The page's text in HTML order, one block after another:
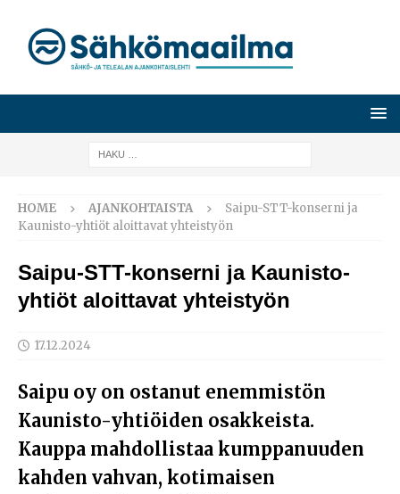
HOME AJANKOHTAISTA
Saipu-STT-konserni ja
Kaunisto-yhtiöt aloittavat yhteistyön
Saipu-STT-konserni ja Kaunisto-
yhtiöt aloittavat yhteistyön
17.12.2024
Saipu oy on ostanut enemmistön
Kaunisto-yhtiöiden osakkeista.
Kauppa mahdollistaa kumppanuuden
kahden vahvan, kotimaisen